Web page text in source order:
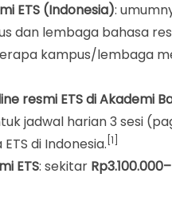
via Akademi Bahasa
Harus Resmi ETS,
ETS Jika:
/ Tes TOEFL Gratis Jika:
Tes TOEFL (Tanpa
Gratis, Lanjut ke TOEFL
ETS (Indonesia):
dan lembaga bahasa
kampus/lembaga
resmi ETS di Akademi
jadwal harian 3 sesi
di Indonesia. [1]
ETS: sekitar